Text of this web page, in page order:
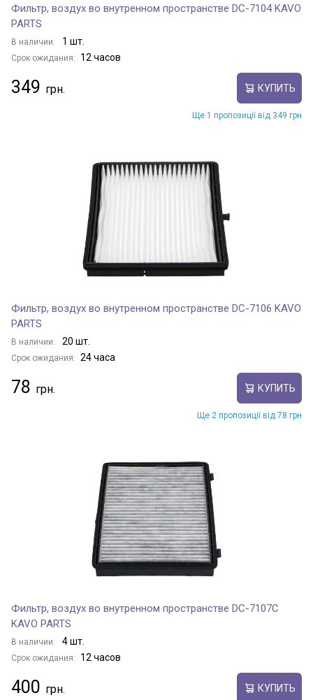
Фильтр, воздух во внутренном пространстве DC-7104 KAVO
PARTS
В наличии: 1 шт.
Срок ожидания: 12 часов
349 КУПИТЬ
Ще 1 пропозиції від 349 грн
Фильтр, воздух во внутренном пространстве DC-7106 KAVO
PARTS
В наличии: 20 шт.
Срок ожидания: 24 часа
78 КУПИТЬ
Ще 2 пропозиції від 78 грн
Фильтр, воздух во внутренном пространстве DC-7107C
KAVO PARTS
В наличии: 4 шт.
Срок ожидания: 12 часов
400 КУПИТЬ